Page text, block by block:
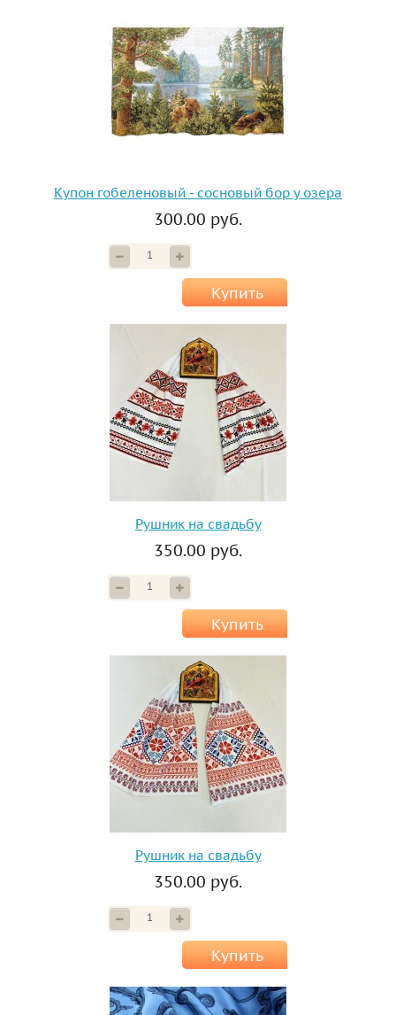
Купон гобеленовый - сосновый бор у озера
300.00 руб.
Купить
Рушник на свадьбу
350.00 руб.
Купить
Рушник на свадьбу
350.00 руб.
Купить